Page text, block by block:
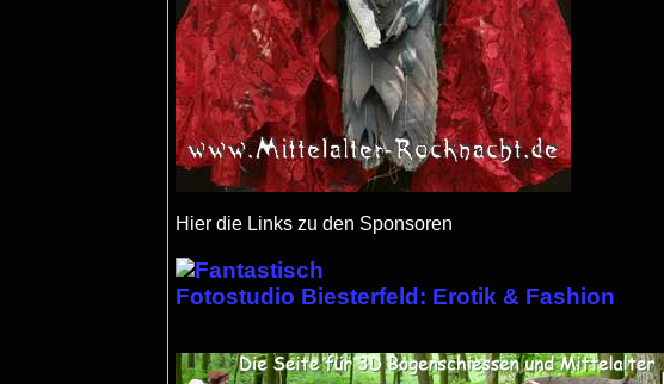
Hier die Links zu den Sponsoren
Fotostudio Biesterfeld: Erotik & Fashion